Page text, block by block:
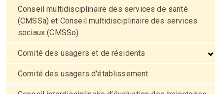
Conseil multidisciplinaire des services de santé
(CMSSa) et Conseil multidisciplinaire des services
sociaux (CMSSo)
Comité des usagers et de résidents
Comité des usagers d'établissement